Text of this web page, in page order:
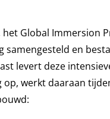
Global Immersion
samengesteld en
levert deze
op, werkt daaraan